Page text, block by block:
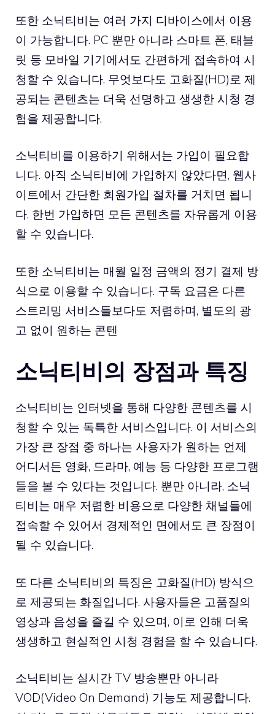
또한 소닉티비는 여러 가지 디바이스에서 이용
이 가능합니다. PC 뿐만 아니라 스마트 폰, 태블
릿 등 모바일 기기에서도 간편하게 접속하여 시
청할 수 있습니다. 무엇보다도 고화질(HD)로 제
공되는 콘텐츠는 더욱 선명하고 생생한 시청 경
험을 제공합니다.
소닉티비를 이용하기 위해서는 가입이 필요합
니다. 아직 소닉티비에 가입하지 않았다면, 웹사
이트에서 간단한 회원가입 절차를 거치면 됩니
다. 한번 가입하면 모든 콘텐츠를 자유롭게 이용
할 수 있습니다.
또한 소닉티비는 매월 일정 금액의 정기 결제 방
식으로 이용할 수 있습니다. 구독 요금은 다른
스트리밍 서비스들보다도 저렴하며, 별도의 광
고 없이 원하는 콘텐
소닉티비의 장점과 특징
소닉티비는 인터넷을 통해 다양한 콘텐츠를 시
청할 수 있는 독특한 서비스입니다. 이 서비스의
가장 큰 장점 중 하나는 사용자가 원하는 언제
어디서든 영화, 드라마, 예능 등 다양한 프로그램
들을 볼 수 있다는 것입니다. 뿐만 아니라, 소닉
티비는 매우 저렴한 비용으로 다양한 채널들에
접속할 수 있어서 경제적인 면에서도 큰 장점이
될 수 있습니다.
또 다른 소닉티비의 특징은 고화질(HD) 방식으
로 제공되는 화질입니다. 사용자들은 고품질의
영상과 음성을 즐길 수 있으며, 이로 인해 더욱
생생하고 현실적인 시청 경험을 할 수 있습니다.
소닉티비는 실시간 TV 방송뿐만 아니라
VOD(Video On Demand) 기능도 제공합니다.